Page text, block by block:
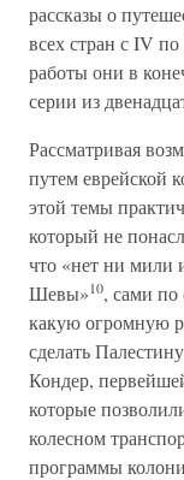
рассказы о
всех стран с IV
работы они в
серии из
Рассматривая
путем еврейской
этой темы
который не
что «нет ни мили
Шевы»10, сами по
какую огромную
сделать
Кондер,
которые
колесном
программы